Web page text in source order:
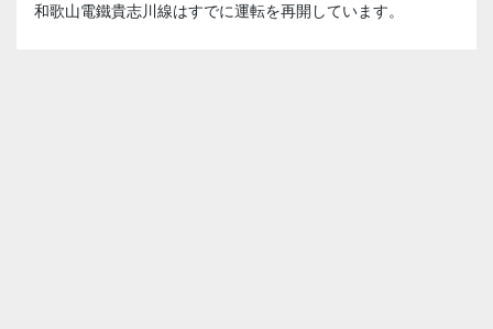
和歌山電鐵貴志川線はすでに運転を再開しています。